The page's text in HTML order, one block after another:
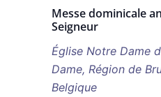
Messe dominicale
Seigneur
Église Notre Dame
Dame, Région de
Belgique